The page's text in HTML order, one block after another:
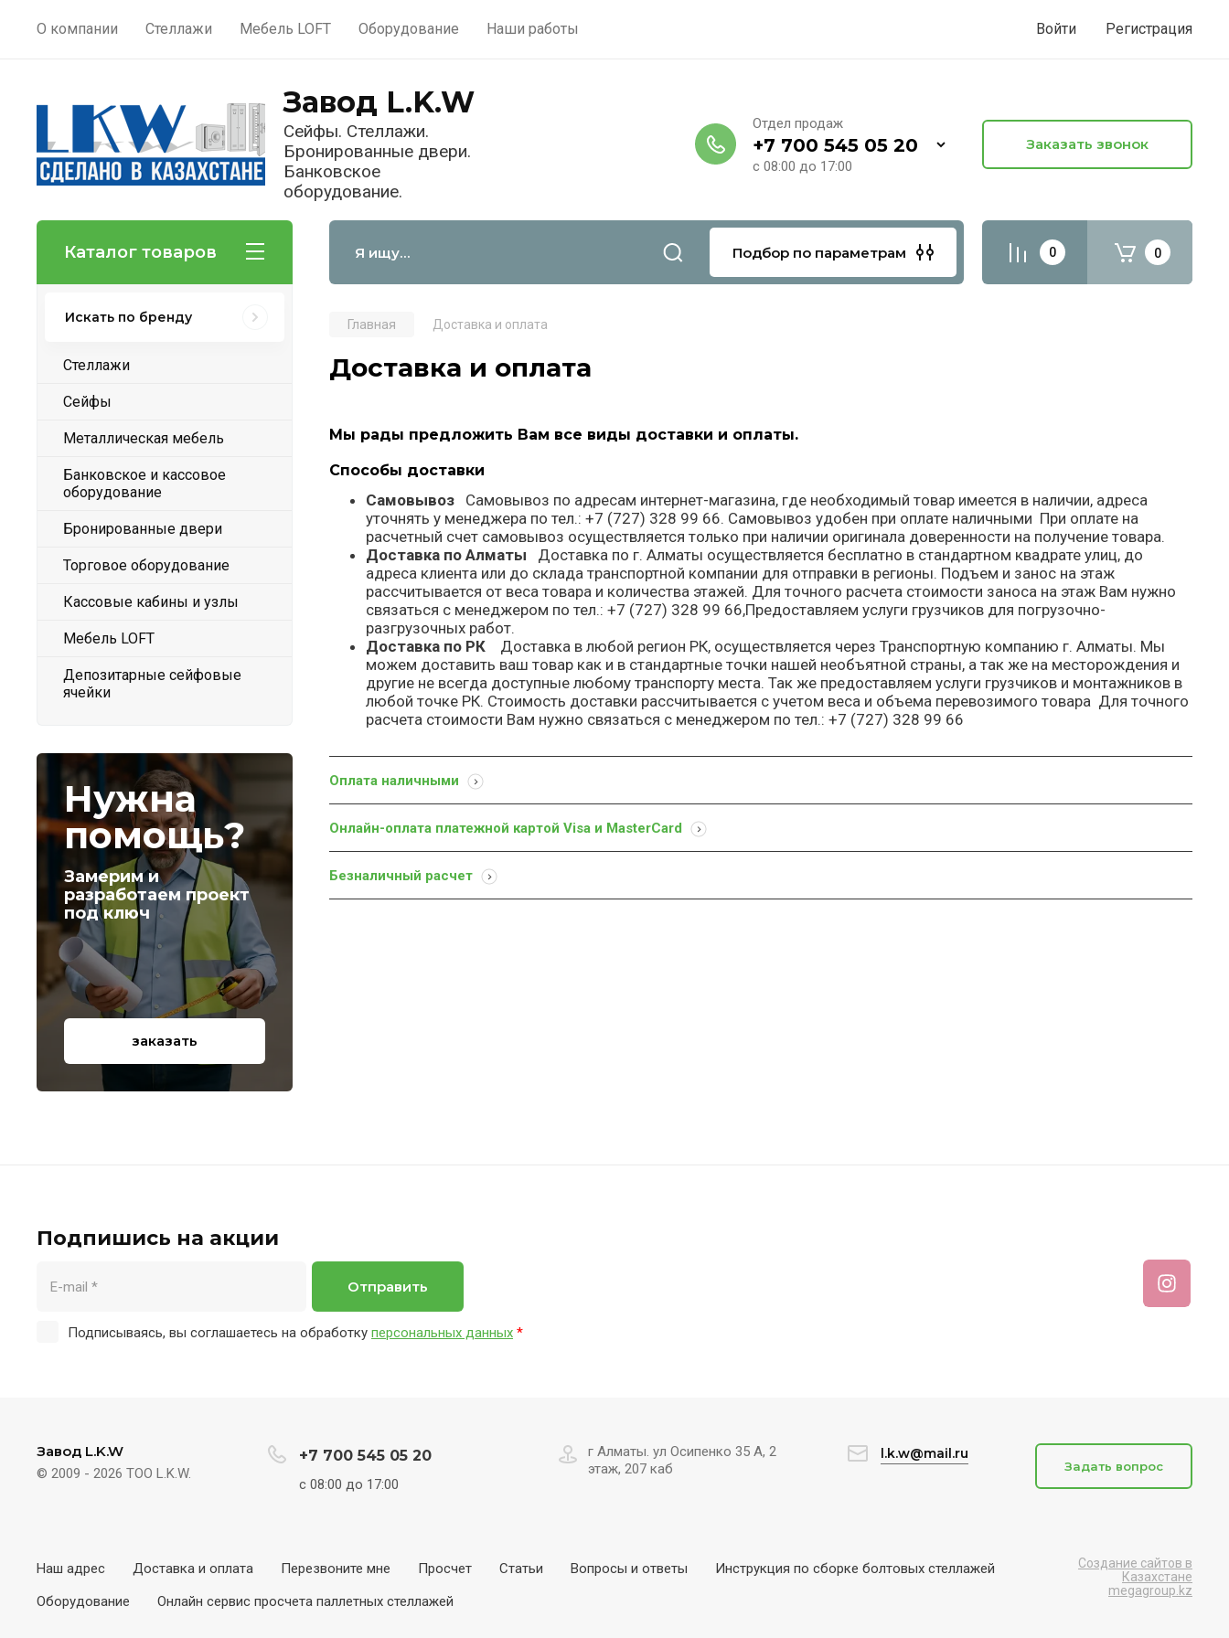
О компании Стеллажи Мебель LOFT Оборудование Наши работы Войти Регистрация
Завод L.K.W
Сейфы. Стеллажи.
Бронированные двери.
Банковское
оборудование.
Отдел продаж
+7 700 545 05 20
с 08:00 до 17:00
Заказать звонок
Каталог товаров Подбор по параметрам 0 0
Искать по бренду
Стеллажи
Сейфы
Металлическая мебель
Банковское и кассовое
оборудование
Бронированные двери
Торговое оборудование
Кассовые кабины и узлы
Мебель LOFT
Депозитарные сейфовые
ячейки
Нужна
помощь?
Замерим и
разработаем проект
под ключ
заказать
Главная Доставка и оплата
Доставка и оплата
Мы рады предложить Вам все виды доставки и оплаты.
Способы доставки
Самовывоз Самовывоз по адресам интернет-магазина, где необходимый товар имеется в наличии, адреса
уточнять у менеджера по тел.: +7 (727) 328 99 66. Самовывоз удобен при оплате наличными При оплате на
расчетный счет самовывоз осуществляется только при наличии оригинала доверенности на получение товара.
Доставка по Алматы
Доставка по г. Алматы осуществляется бесплатно в стандартном квадрате улиц, до
адреса клиента или до склада транспортной компании для отправки в регионы. Подъем и занос на этаж
рассчитывается от веса товара и количества этажей. Для точного расчета стоимости заноса на этаж Вам нужно
связаться с менеджером по тел.: +7 (727) 328 99 66,Предоставляем услуги грузчиков для погрузочно-
разгрузочных работ.
Доставка по РК Доставка в любой регион РК, осуществляется через Транспортную компанию г. Алматы. Мы
можем доставить ваш товар как и в стандартные точки нашей необъятной страны, а так же на месторождения и
другие не всегда доступные любому транспорту места. Так же предоставляем услуги грузчиков и монтажников в
любой точке РК. Стоимость доставки рассчитывается с учетом веса и объема перевозимого товара Для точного
расчета стоимости Вам нужно связаться с менеджером по тел.: +7 (727) 328 99 66
Оплата наличными
Онлайн-оплата платежной картой Visa и MasterCard
Безналичный расчет
Подпишись на акции
Подписываясь, вы соглашаетесь на обработку персональных данных *
Отправить
Завод L.K.W
© 2009 - 2026 ТОО L.K.W.
+7 700 545 05 20
с 08:00 до 17:00
г Алматы. ул Осипенко 35 А, 2
этаж, 207 каб
l.k.w@mail.ru
Задать вопрос
Наш адрес Доставка и оплата Перезвоните мне Просчет Статьи Вопросы и ответы
Инструкция по сборке болтовых стеллажей
Оборудование
Онлайн сервис просчета паллетных стеллажей
Создание сайтов в
Казахстане
megagroup.kz